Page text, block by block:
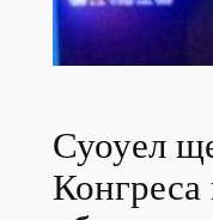
Суоуел